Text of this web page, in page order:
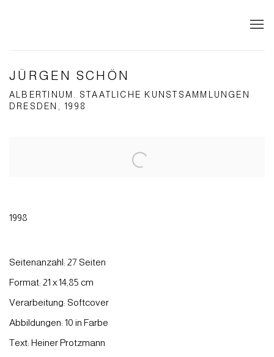
JÜRGEN SCHÖN
ALBERTINUM. STAATLICHE KUNSTSAMMLUNGEN
DRESDEN, 1998
1998
Seitenanzahl: 27 Seiten
Format: 21 x 14,85 cm
Verarbeitung: Softcover
Abbildungen: 10 in Farbe
Text: Heiner Protzmann